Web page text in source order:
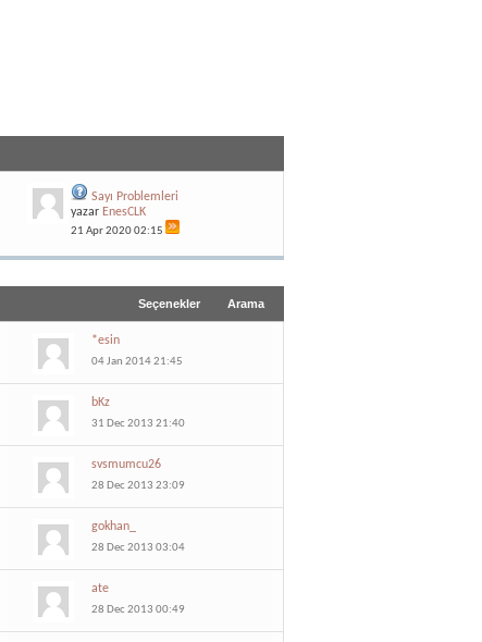
Sayı Problemleri
yazar EnesCLK
21 Apr 202002:15
Seçenekler Arama
*esin
04 Jan 2014 21:45
bKz
31 Dec 2013 21:40
svsmumcu26
28 Dec 2013 23:09
gokhan_
28 Dec 2013 03:04
ate
28 Dec 2013 00:49